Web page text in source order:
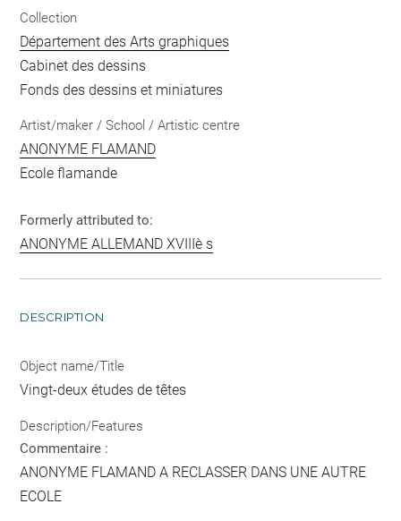
Collection
Département des Arts graphiques
Cabinet des dessins
Fonds des dessins et miniatures
Artist/maker / School / Artistic centre
ANONYME FLAMAND
Ecole flamande
Formerly attributed to:
ANONYME ALLEMAND XVIIIè s
DESCRIPTION
Object name/Title
Vingt-deux études de têtes
Description/Features
Commentaire :
ANONYME FLAMAND A RECLASSER DANS UNE AUTRE
ECOLE